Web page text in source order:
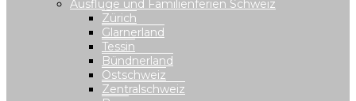
Ausflüge und Familienferien Schweiz
Zürich
Glarnerland
Tessin
Bündnerland
Ostschweiz
Zentralschweiz